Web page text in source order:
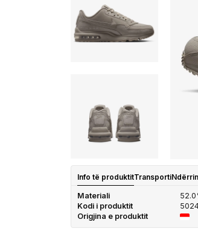
Info të produktitTransporti
Materiali
Kodi i produktit
Origjina e produktit